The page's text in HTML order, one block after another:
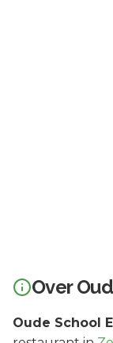
Over
Oude School